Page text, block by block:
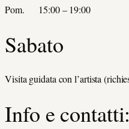
Pom. 15:00 – 19:00
Sabato
Visita guidata con l’artista
Info e contatti: